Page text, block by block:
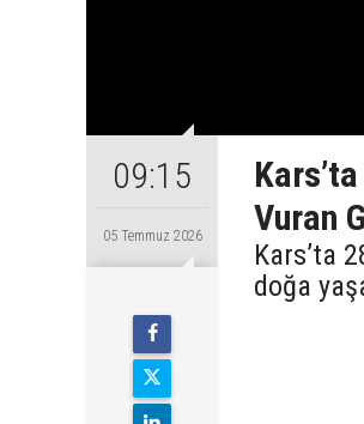
09:15
05 Temmuz 2026
Vuran
Kars’ta
doğa